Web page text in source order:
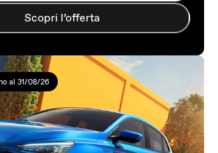
Scopri l’offerta
al 31/08/26